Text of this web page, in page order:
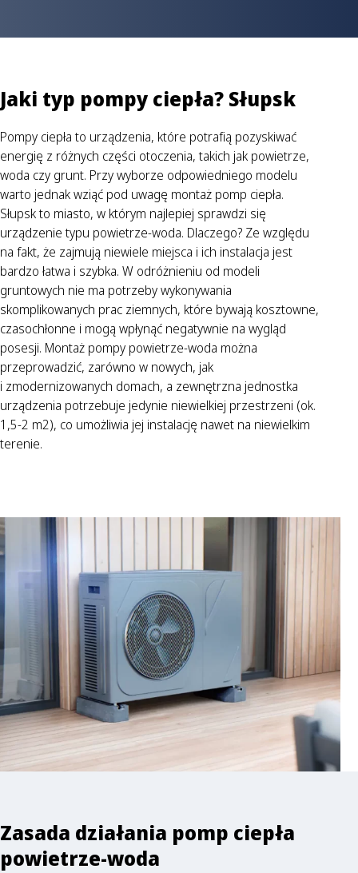
Jaki typ pompy ciepła? Słupsk
Pompy ciepła to urządzenia, które potrafią pozyskiwać
energię z różnych części otoczenia, takich jak powietrze,
woda czy grunt. Przy wyborze odpowiedniego modelu
warto jednak wziąć pod uwagę montaż pomp ciepła.
Słupsk to miasto, w którym najlepiej sprawdzi się
urządzenie typu powietrze-woda. Dlaczego? Ze względu
na fakt, że zajmują niewiele miejsca i ich instalacja jest
bardzo łatwa i szybka. W odróżnieniu od modeli
gruntowych nie ma potrzeby wykonywania
skomplikowanych prac ziemnych, które bywają kosztowne,
czasochłonne i mogą wpłynąć negatywnie na wygląd
posesji. Montaż pompy powietrze-woda można
przeprowadzić, zarówno w nowych, jak
i zmodernizowanych domach, a zewnętrzna jednostka
urządzenia potrzebuje jedynie niewielkiej przestrzeni (ok.
1,5-2 m2), co umożliwia jej instalację nawet na niewielkim
terenie.
Zasada działania pomp ciepła
powietrze-woda